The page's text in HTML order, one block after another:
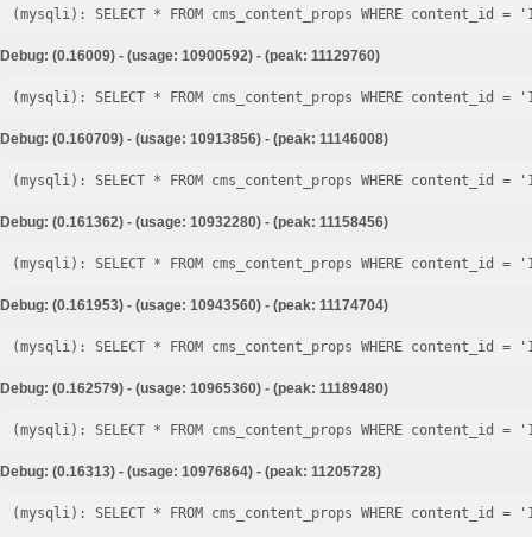
Debug: (0.16009) - (usage: 10900592) - (peak: 11129760)
Debug: (0.160709) - (usage: 10913856) - (peak: 11146008)
Debug: (0.161362) - (usage: 10932280) - (peak: 11158456)
Debug: (0.161953) - (usage: 10943560) - (peak: 11174704)
Debug: (0.162579) - (usage: 10965360) - (peak: 11189480)
Debug: (0.16313) - (usage: 10976864) - (peak: 11205728)